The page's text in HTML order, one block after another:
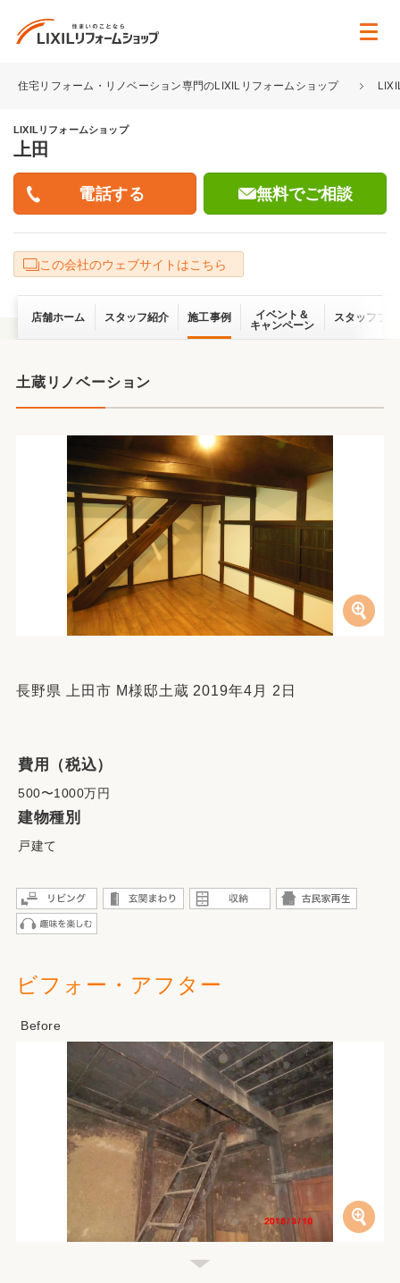
住宅リフォーム・リノベーション専門のLIXILリフォームショップ
LIXILリフォームショップ
上田
無料でご相談
この会社のウェブサイトはこちら
店舗ホーム スタッフ紹介 施工事例
イベント＆
キャンペーン
スタッフブ
土蔵リノベーション
長野県 上田市 M様邸土蔵 2019年4月 2日
費用（税込）
500〜1000万円
建物種別
戸建て
ビフォー・アフター